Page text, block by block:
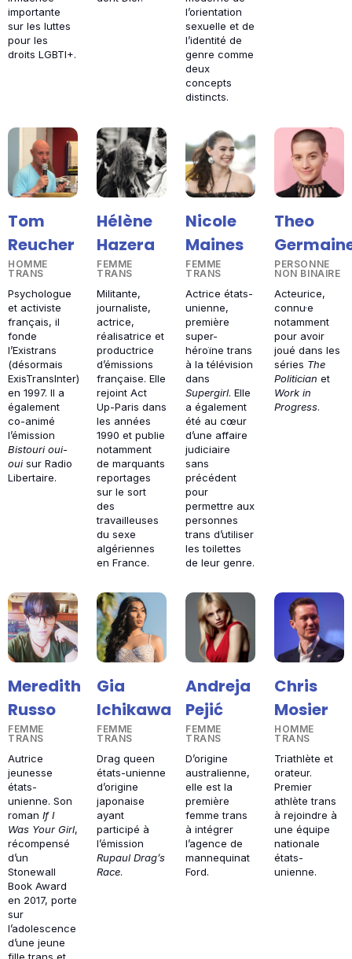
importante
sur les luttes
pour les
droits LGBTI+.
l’orientation
sexuelle et de
l’identité de
genre comme
deux
concepts
distincts.
Tom
Reucher
HOMME
TRANS
Psychologue
et activiste
français, il
fonde
l’Existrans
(désormais
ExisTransInter)
en 1997. Il a
également
co-animé
l’émission
Bistouri oui-
ouisur Radio
Libertaire.
Hélène
Hazera
FEMME
TRANS
Militante,
journaliste,
actrice,
réalisatrice et
productrice
d’émissions
française. Elle
rejoint Act
Up-Paris dans
les années
1990 et publie
notamment
de marquants
reportages
sur le sort
des
travailleuses
du sexe
algériennes
en France.
Nicole
Maines
FEMME
TRANS
Actrice états-
unienne,
première
super-
héroïne trans
à la télévision
dans
Supergirl. Elle
a également
été au cœur
d’une affaire
judiciaire
sans
précédent
pour
permettre aux
personnes
trans d’utiliser
les toilettes
de leur genre.
Theo
PERSONNE
NON BINAIRE
Acteurice,
connu·e
notamment
pour avoir
joué dans les
séries The
Politician et
Work in
Progress.
Meredith
Russo
FEMME
TRANS
Autrice
jeunesse
états-
unienne. Son
roman If I
Was Your Girl,
récompensé
d’un
Stonewall
Book Award
en 2017, porte
sur
l’adolescence
d’une jeune
Gia
Ichikawa
FEMME
TRANS
Drag queen
états-unienne
d’origine
japonaise
ayant
participé à
l’émission
Rupaul Drag’s
Race.
Andreja
Pejić
FEMME
TRANS
D’origine
australienne,
elle est la
première
femme trans
à intégrer
l’agence de
mannequinat
Ford.
Chris
Mosier
HOMME
TRANS
Triathlète et
orateur.
Premier
athlète trans
à rejoindre à
une équipe
nationale
états-
unienne.